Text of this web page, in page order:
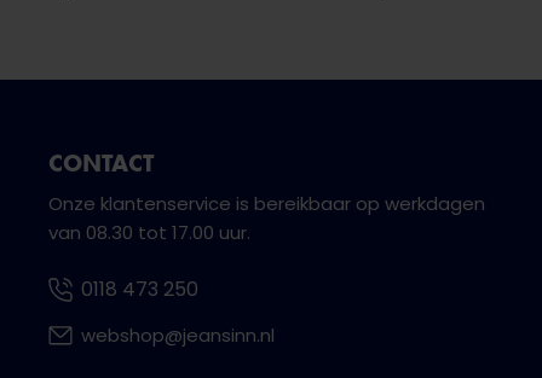
CONTACT
Onze klantenservice is bereikbaar op werkdagen
van 08.30 tot 17.00 uur.
0118 473 250
webshop@jeansinn.nl